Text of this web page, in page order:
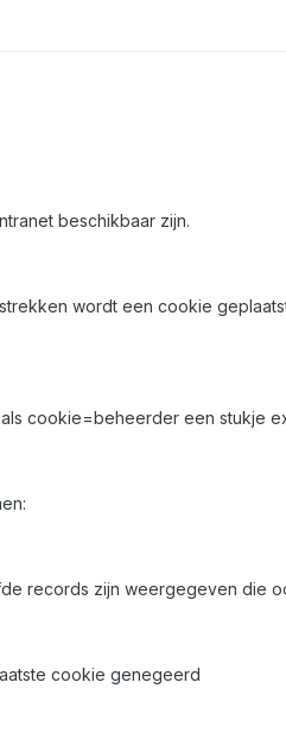
beschikbaar zijn.
wordt een cookie
cookie=beheerder een stukje
records zijn weergegeven die
cookie genegeerd